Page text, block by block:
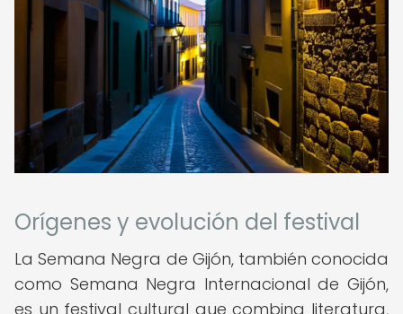
Orígenes y evolución del festival
La Semana Negra de Gijón, también conocida
como Semana Negra Internacional de Gijón,
es un festival cultural que combina literatura,